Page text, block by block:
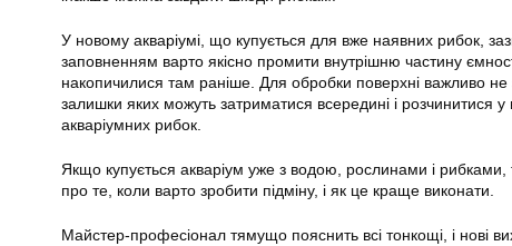
У новому акваріумі , що купується для вже наявних рибок,
заповненням варто якісно промити внутрішню частину
накопичилися там раніше. Для обробки поверхні важливо не
залишки яких можуть затриматися всередині і розчинитися
акваріумних рибок.
Якщо купується акваріум уже з водою, рослинами і рибками,
про те, коли варто зробити підміну, і як це краще виконати.
Майстер-професіонал тямущо пояснить всі тонкощі, і нові